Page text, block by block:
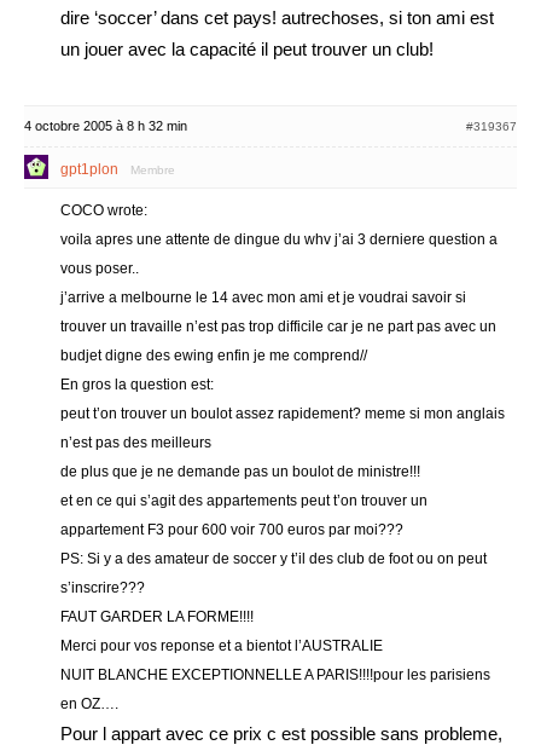
dire ‘soccer’ dans cet pays! autrechoses, si ton ami est
un jouer avec la capacité il peut trouver un club!
4 octobre 2005 à 8 h 32 min #319367
gpt1plon Membre
COCO wrote:
voila apres une attente de dingue du whv j’ai 3 derniere question a
vous poser..
j’arrive a melbourne le 14 avec mon ami et je voudrai savoir si
trouver un travaille n’est pas trop difficile car je ne part pas avec un
budjet digne des ewing enfin je me comprend//
En gros la question est:
peut t’on trouver un boulot assez rapidement? meme si mon anglais
n’est pas des meilleurs
de plus que je ne demande pas un boulot de ministre!!!
et en ce qui s’agit des appartements peut t’on trouver un
appartement F3 pour 600 voir 700 euros par moi???
PS: Si y a des amateur de soccer y t’il des club de foot ou on peut
s’inscrire???
FAUT GARDER LA FORME!!!!
Merci pour vos reponse et a bientot l’AUSTRALIE
NUIT BLANCHE EXCEPTIONNELLE A PARIS!!!!pour les parisiens
en OZ….
Pour l appart avec ce prix c est possible sans probleme,